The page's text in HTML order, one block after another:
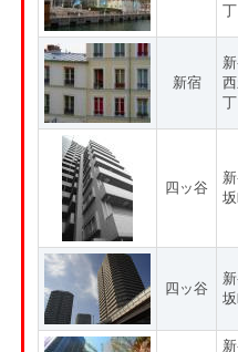
新宿
四ッ谷
四ッ谷